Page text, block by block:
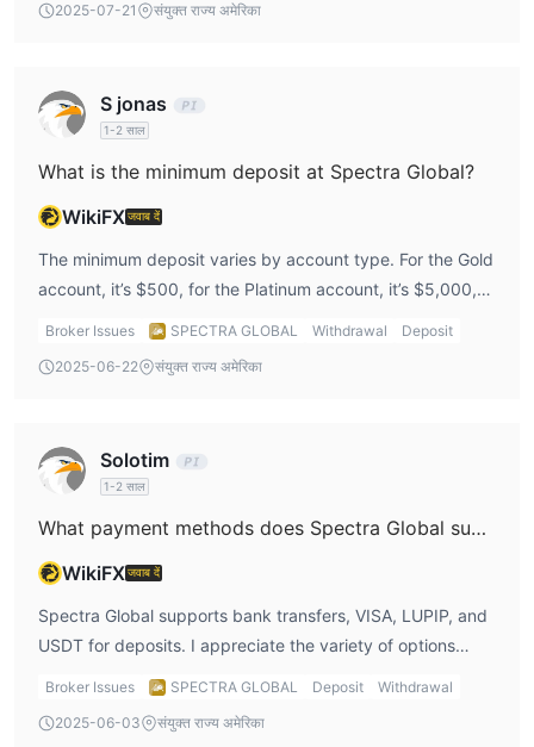
2025-07-21
संयुक्त राज्य अमेरिका
S jonas
1-2 साल
What is the minimum deposit at Spectra Global?
WikiFXजवाब दें
The minimum deposit varies by account type. For the Gold
account, it’s $500, for the Platinum account, it’s $5,000,
and for the VIP account, it’s $25,000. I’d personally start
more accessible for a new trader like me.
Broker Issues SPECTRA GLOBAL Withdrawal
Deposit
2025-06-22
संयुक्त राज्य अमेरिका
Solotim
1-2 साल
What payment methods does Spectra Global support for deposits?
WikiFXजवाब दें
Spectra Global supports bank transfers, VISA, LUPIP, and
USDT for deposits. I appreciate the variety of options
available. If I were making a deposit, I’d likely choose
traditional bank transfers.
Broker Issues SPECTRA GLOBAL Deposit
Withdrawal
2025-06-03
संयुक्त राज्य अमेरिका